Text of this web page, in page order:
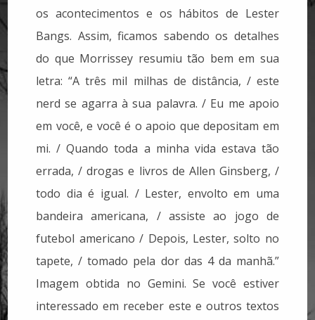
os acontecimentos e os hábitos de Lester
Bangs. Assim, ficamos sabendo os detalhes
do que Morrissey resumiu tão bem em sua
letra: “A três mil milhas de distância, / este
nerd se agarra à sua palavra. / Eu me apoio
em você, e você é o apoio que depositam em
mi. / Quando toda a minha vida estava tão
errada, / drogas e livros de Allen Ginsberg, /
todo dia é igual. / Lester, envolto em uma
bandeira americana, / assiste ao jogo de
futebol americano / Depois, Lester, solto no
tapete, / tomado pela dor das 4 da manhã.”
Imagem obtida no Gemini. Se você estiver
interessado em receber este e outros textos